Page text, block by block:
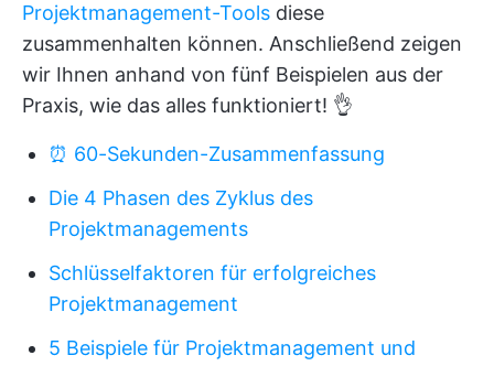
Projektmanagement-Tools diese
zusammenhalten können. Anschließend zeigen
wir Ihnen anhand von fünf Beispielen aus der
Praxis, wie das alles funktioniert! 👌
⏰ 60-Sekunden-Zusammenfassung
Die 4 Phasen des Zyklus des
Projektmanagements
Schlüsselfaktoren für erfolgreiches
Projektmanagement
5 Beispiele für Projektmanagement und